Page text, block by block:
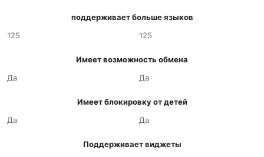
поддерживает больше языков
125
125
Имеет возможность обмена
Да
Да
Имеет блокировку от детей
Да
Да
Поддерживает виджеты